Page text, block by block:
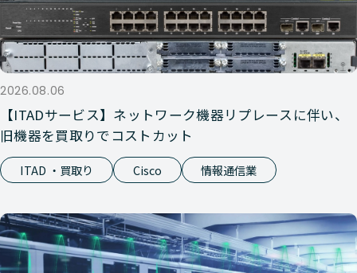
2026.08.06
【ITADサービス】ネットワーク機器リプレースに伴い、
旧機器を買取りでコストカット
ITAD ・買取り Cisco 情報通信業